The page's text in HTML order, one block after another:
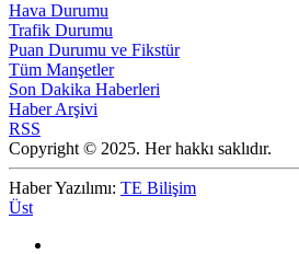
Hava Durumu
Trafik Durumu
Puan Durumu ve Fikstür
Tüm Manşetler
Son Dakika Haberleri
Haber Arşivi
RSS
Copyright © 2025. Her hakkı saklıdır.
Haber Yazılımı: TE Bilişim
Üst